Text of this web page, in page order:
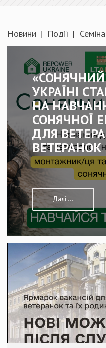
Новини Події
«СОНЯЧНИЙ
УКРАЇНІ
НА
СОНЯЧНОЇ
ДЛЯ
ВЕТЕРАНОК
Далі ...